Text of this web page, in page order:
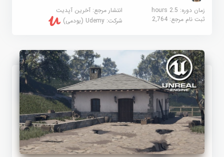
زمان دوره: 2.5 hours
انتشار مرجع:آخرین آپدیت
ثبت نام مرجع:2,764 شرکت:Udemy (یودمی)